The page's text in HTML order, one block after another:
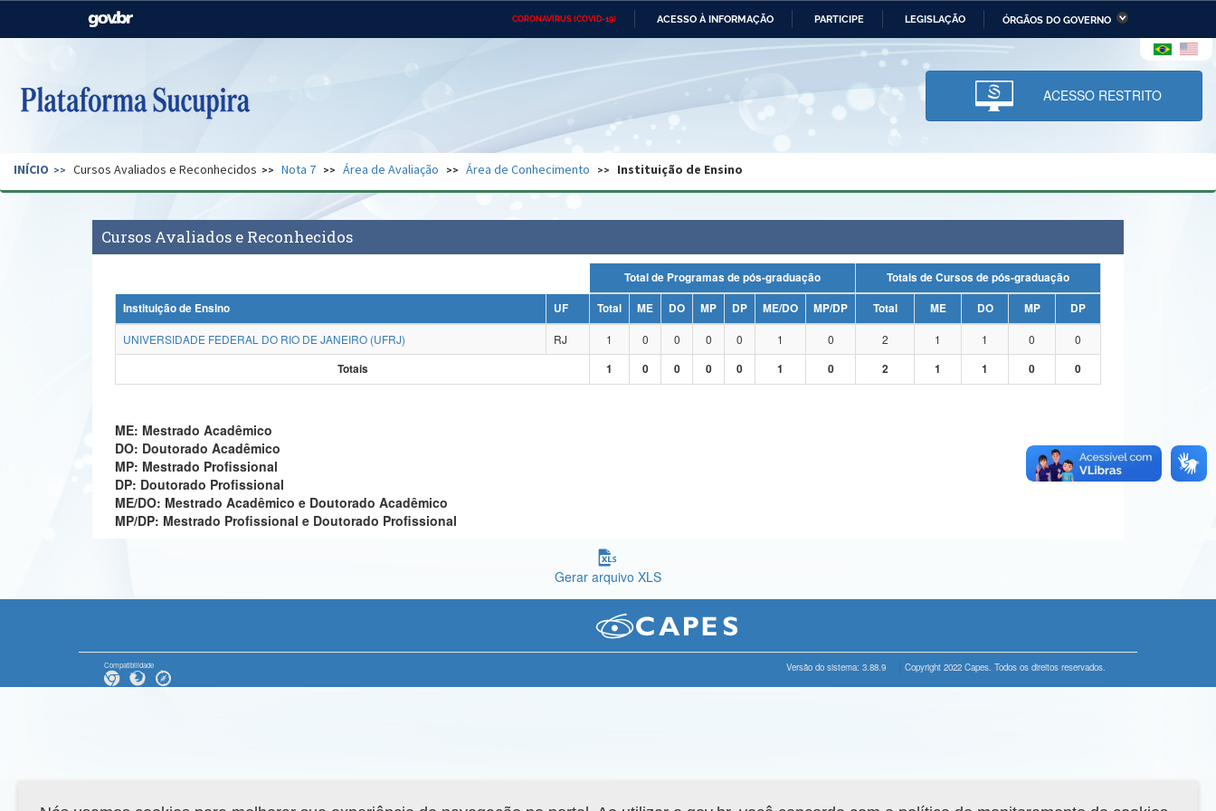
CORONAVÍRUS (COVID-19) ACESSO À INFORMAÇÃO PARTICIPE LEGISLAÇÃO ÓRGÃOS DO GOVERNO
Casa Civil Ministério das Relações Ministério da Economia Ministério da Infraestrutura
Pecuária e Abastecimento
Ministério da Ciência,
Tecnologia, Inovações e
Comunicações
Ministério do Desenvolvimento
Regional e dos Direitos Humanos
Secretaria de Governo Gabinete de Segurança Advocacia-Geral da União Banco Central do Brasil Planalto
ACESSO RESTRITO
INÍCIO Cursos Avaliados e Reconhecidos Nota 7 Área de Avaliação Área de Conhecimento Instituição de Ensino
Cursos Avaliados e Reconhecidos
Total de Programas de pós-graduação
Totais de Cursos de pós-graduação
Instituição de Ensino
UF Total ME DO MP DP ME/DO MP/DP Total ME DO MP
DP
UNIVERSIDADE FEDERAL DO RIO DE JANEIRO (UFRJ)
RJ 1 0 0 0 0 1 0 2 1 1 0
0
Totais
1 0 0 0 0 1 0 2 1 1 0 0
ME: Mestrado Acadêmico
DO: Doutorado Acadêmico
MP: Mestrado Profissional
DP: Doutorado Profissional
ME/DO: Mestrado Acadêmico e Doutorado Acadêmico
MP/DP: Mestrado Profissional e Doutorado Profissional
Gerar arquivo XLS
Compatibilidade Versão do sistema: 3.88.9 Copyright 2022 Capes. Todos os direitos reservados.